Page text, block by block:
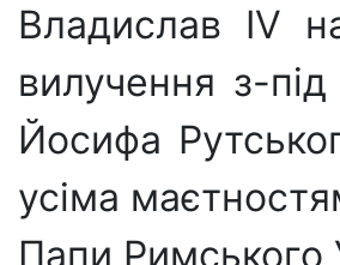
Владислав IV
вилучення з-
Йосифа
усіма
Папи Римського